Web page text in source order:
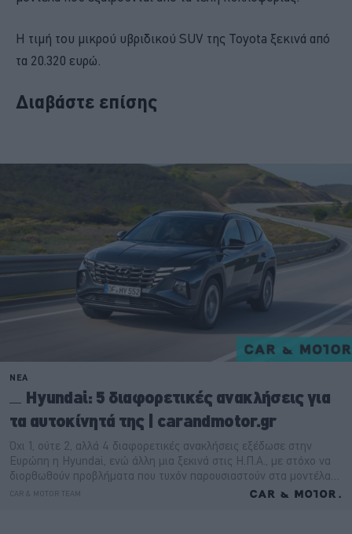
Η τιμή του μικρού υβριδικού SUV της Toyota ξεκινά από
τα 20.320 ευρώ.
Διαβάστε επίσης